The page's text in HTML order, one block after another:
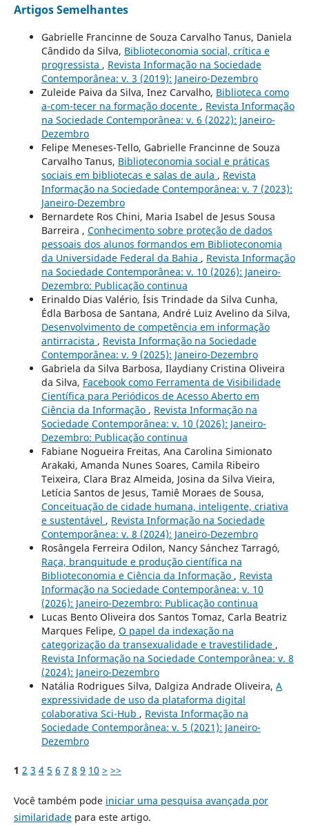
Artigos Semelhantes
Gabrielle Francinne de Souza Carvalho Tanus, Daniela
Cândido da Silva, Biblioteconomia social, crítica e
progressista , Revista Informação na Sociedade
Contemporânea: v. 3 (2019): Janeiro-Dezembro
Zuleide Paiva da Silva, Inez Carvalho, Biblioteca como
a-com-tecer na formação docente , Revista Informação
na Sociedade Contemporânea: v. 6 (2022): Janeiro-
Dezembro
Felipe Meneses-Tello, Gabrielle Francinne de Souza
Carvalho Tanus, Biblioteconomia social e práticas
sociais em bibliotecas e salas de aula , Revista
Informação na Sociedade Contemporânea: v. 7 (2023):
Janeiro-Dezembro
Bernardete Ros Chini, Maria Isabel de Jesus Sousa
Barreira , Conhecimento sobre proteção de dados
pessoais dos alunos formandos em Biblioteconomia
da Universidade Federal da Bahia , Revista Informação
na Sociedade Contemporânea: v. 10 (2026): Janeiro-
Dezembro: Publicação continua
Erinaldo Dias Valério, Ísis Trindade da Silva Cunha,
Édla Barbosa de Santana, André Luiz Avelino da Silva,
Desenvolvimento de competência em informação
antirracista , Revista Informação na Sociedade
Contemporânea: v. 9 (2025): Janeiro-Dezembro
Gabriela da Silva Barbosa, Ilaydiany Cristina Oliveira
da Silva, Facebook como Ferramenta de Visibilidade
Científica para Periódicos de Acesso Aberto em
Ciência da Informação , Revista Informação na
Sociedade Contemporânea: v. 10 (2026): Janeiro-
Dezembro: Publicação continua
Fabiane Nogueira Freitas, Ana Carolina Simionato
Arakaki, Amanda Nunes Soares, Camila Ribeiro
Teixeira, Clara Braz Almeida, Josina da Silva Vieira,
Letícia Santos de Jesus, Tamiê Moraes de Sousa,
Conceituação de cidade humana, inteligente, criativa
e sustentável , Revista Informação na Sociedade
Contemporânea: v. 8 (2024): Janeiro-Dezembro
Rosângela Ferreira Odilon, Nancy Sánchez Tarragó,
Raça, branquitude e produção científica na
Biblioteconomia e Ciência da Informação , Revista
Informação na Sociedade Contemporânea: v. 10
(2026): Janeiro-Dezembro: Publicação continua
Lucas Bento Oliveira dos Santos Tomaz, Carla Beatriz
Marques Felipe, O papel da indexação na
categorização da transexualidade e travestilidade ,
Revista Informação na Sociedade Contemporânea: v. 8
(2024): Janeiro-Dezembro
Natália Rodrigues Silva, Dalgiza Andrade Oliveira, A
expressividade de uso da plataforma digital
colaborativa Sci-Hub , Revista Informação na
Sociedade Contemporânea: v. 5 (2021): Janeiro-
Dezembro
1 2 3 4 5 6 7 8 9 10 > >>
Você também pode iniciar uma pesquisa avançada por
similaridadepara este artigo.